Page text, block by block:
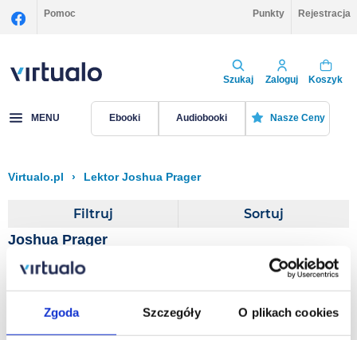
Zgoda Szczegóły O plikach cookies
Pomoc Punkty Rejestracja
Szukaj Zaloguj Koszyk
MENU Ebooki Audiobooki Nasze Ceny
Virtualo.pl › Lektor Joshua Prager
Filtruj Sortuj
Joshua Prager
Joshua Prager